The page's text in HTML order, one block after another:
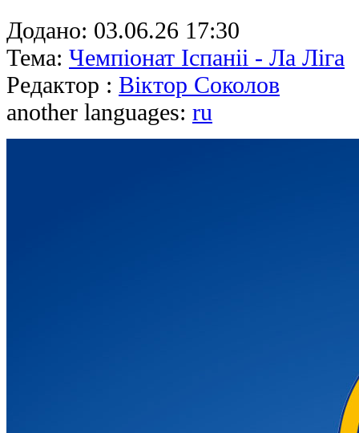
Додано: 03.06.26 17:30
Тема: Чемпіонат Іспаніі - Ла Ліга
Редактор : Віктор Соколов
another languages: ru